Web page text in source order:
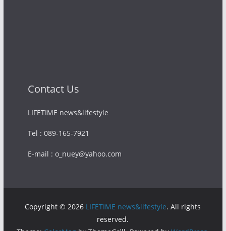
Contact Us
LIFETIME news&lifestyle
Tel : 089-165-7921
E-mail : o_nuey@yahoo.com
Copyright © 2026 LIFETIME news&lifestyle. All rights
reserved.